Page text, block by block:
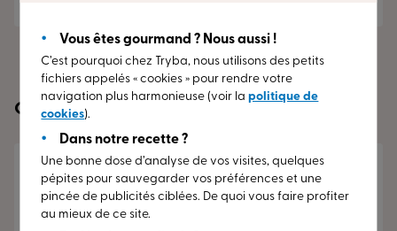
Quel matériau vous intéresse ?
PVC
Entretien minimal,
solution économique
Vous êtes gourmand ? Nous aussi !
C’est pourquoi chez Tryba, nous utilisons des petits
fichiers appelés « cookies » pour rendre votre
navigation plus harmonieuse (voir lapolitique de
cookies).
Dans notre recette ?
Une bonne dose d’analyse de vos visites, quelques
pépites pour sauvegarder vos préférences et une
pincée de publicités ciblées. De quoi vous faire profiter
au mieux de ce site.